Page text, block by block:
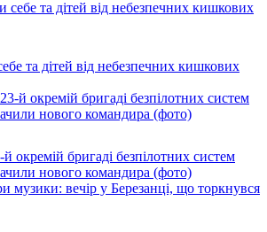
та дітей від небезпечних кишкових
окремій бригаді безпілотних систем
нового командира (фото)